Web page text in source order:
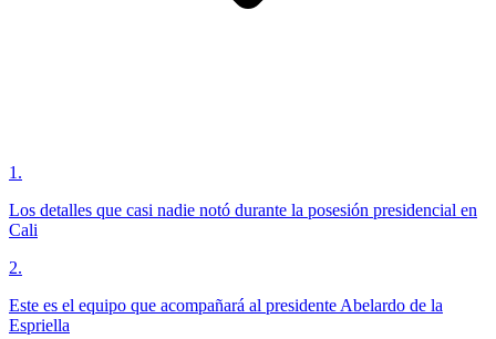
1 .
Los detalles que casi nadie notó durante la posesión presidencial en
Cali
2.
Este es el equipo que acompañará al presidente Abelardo de la
Espriella